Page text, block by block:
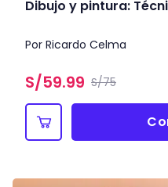
Dibujo y pintura:
Por Ricardo Celma
S/59.99 S/75